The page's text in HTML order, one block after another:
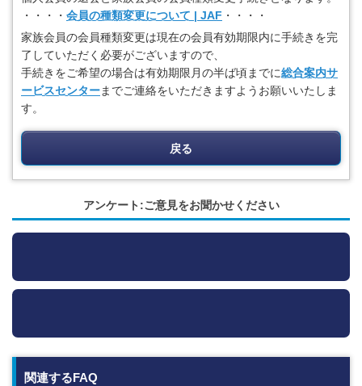
・・・・ 会員の種類変更について | JAF ・・・・
家族会員の会員種類変更は現在の会員有効期限内に手続きを完
了していただく必要がございますので、
手続きをご希望の場合は有効期限月の半ば頃までに総合案内サ
ービスセンターまでご連絡をいただきますようお願いいたしま
す。
戻る
アンケート:ご意見をお聞かせください
関連するFAQ